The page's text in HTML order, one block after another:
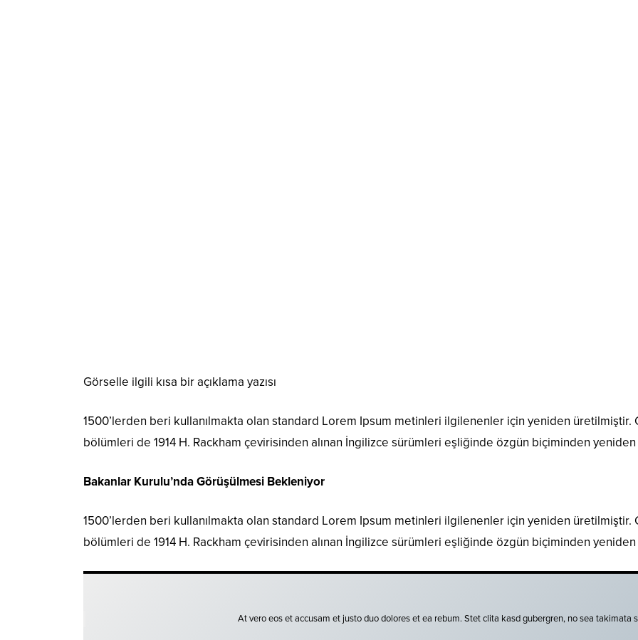
Görselle ilgili kısa bir açıklama yazısı
1500’lerden beri kullanılmakta olan standard Lorem Ipsum metinleri ilgilenenler için yeniden üretilmiştir.
bölümleri de 1914 H. Rackham çevirisinden alınan İngilizce sürümleri eşliğinde özgün biçiminden
Bakanlar Kurulu’nda Görüşülmesi Bekleniyor
1500’lerden beri kullanılmakta olan standard Lorem Ipsum metinleri ilgilenenler için yeniden üretilmiştir.
bölümleri de 1914 H. Rackham çevirisinden alınan İngilizce sürümleri eşliğinde özgün biçiminden
At vero eos et accusam et justo duo dolores et ea rebum. Stet clita kasd gubergren, no sea takimata